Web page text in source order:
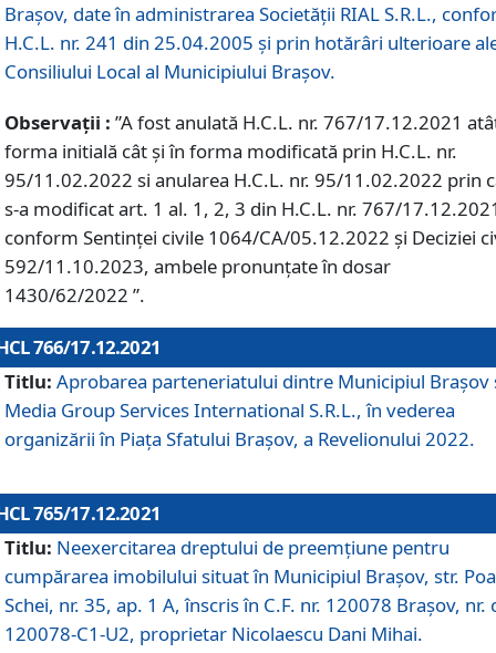
Braşov, date în administrarea Societăţii RIAL S.R.L.,
H.C.L. nr. 241 din 25.04.2005 și prin hotărâri ulterioare
Consiliului Local al Municipiului Braşov.
Observații : ”A fost anulată H.C.L. nr. 767/17.12.2021
forma initială cât și în forma modificată prin H.C.L. nr.
95/11.02.2022 si anularea H.C.L. nr. 95/11.02.2022 prin
s-a modificat art. 1 al. 1, 2, 3 din H.C.L. nr. 767/
conform Sentinței civile 1064/CA/05.12.2022 și Deciziei
592/11.10.2023, ambele pronunțate în dosar
1430/62/2022 ”.
766/17.12.2021
Titlu: Aprobarea parteneriatului dintre Municipiul Brașov
Media Group Services International S.R.L., în vederea
organizării în Piața Sfatului Brașov, a Revelionului 2022.
765/17.12.2021
Titlu: Neexercitarea dreptului de preemţiune pentru
cumpărarea imobilului situat în Municipiul Braşov, str.
Schei, nr. 35, ap. 1 A, înscris în C.F. nr. 120078 Brașov, nr.
120078-C1-U2, proprietar Nicolaescu Dani Mihai.